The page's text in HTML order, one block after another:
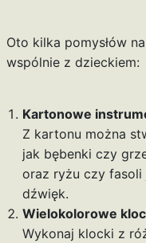
Oto kilka pomysłów
wspólnie z dzieckiem:
Kartonowe
Z kartonu można
jak bębenki czy
oraz ryżu czy
dźwięk.
Wielokolorowe
Wykonaj klocki z